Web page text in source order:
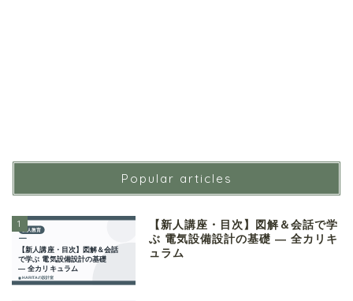
Popular articles
1
【新人講座・目次】図解＆会話で学
ぶ 電気設備設計の基礎 ― 全カリキ
ュラム